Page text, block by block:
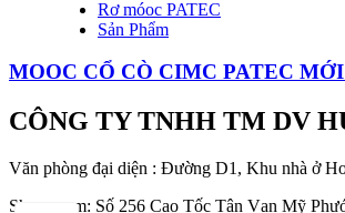
Rơ móoc PATEC
Sản Phẩm
MOOC CỔ CÒ CIMC PATEC
CÔNG TY TNHH TM DV
Văn phòng đại diện : Đường D1, Khu nhà ở
Showroom: Số 256 Cao Tốc Tân Vạn Mỹ